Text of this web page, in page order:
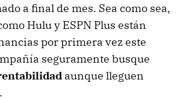
a final de mes. Sea como sea,
Hulu y ESPN Plus están
por primera vez este
seguramente busque
aunque lleguen